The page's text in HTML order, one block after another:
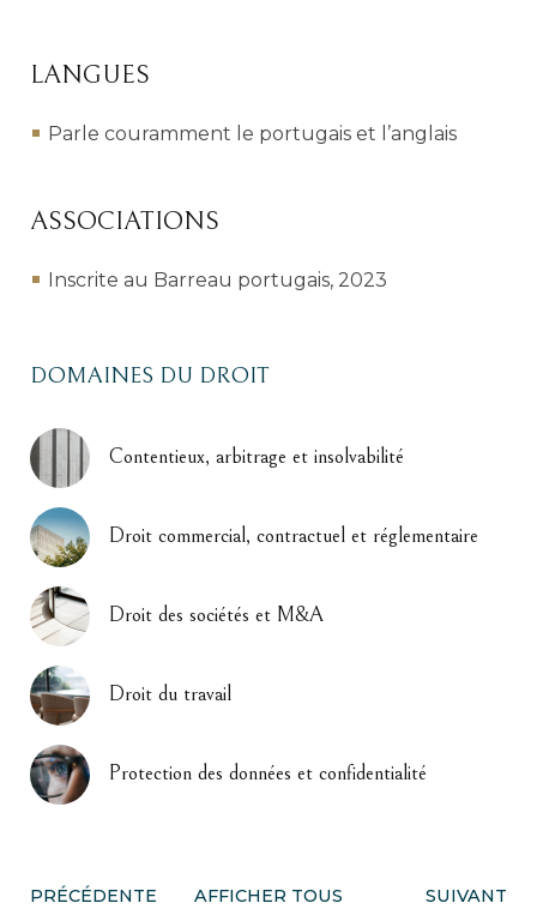
LANGUES
Parle couramment le portugais et l’anglais
ASSOCIATIONS
Inscrite au Barreau portugais, 2023
DOMAINES DU DROIT
Contentieux, arbitrage et insolvabilité
Droit commercial, contractuel et réglementaire
Droit des sociétés et M&A
Droit du travail
Protection des données et confidentialité
PRÉCÉDENTE AFFICHER TOUS SUIVANT